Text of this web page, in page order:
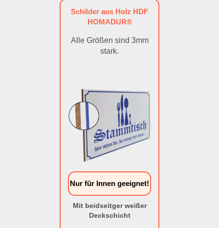
Schilder aus Holz HDF
HOMADUR®
Alle Größen sind 3mm
stark.
Nur für Innen geeignet!
Mit beidseitger weißer
Deckschicht